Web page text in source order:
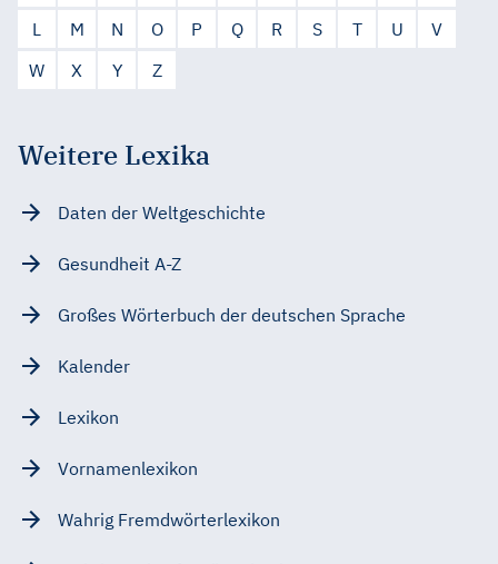
L
M N O P Q R S T U
V
W
X Y Z
Weitere Lexika
Daten der Weltgeschichte
Gesundheit A-Z
Großes Wörterbuch der deutschen Sprache
Kalender
Lexikon
Vornamenlexikon
Wahrig Fremdwörterlexikon